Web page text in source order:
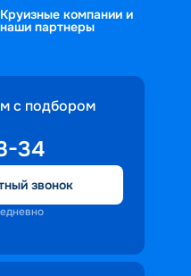
Круизные компании и
наши партнеры
с подбором
34
звонок